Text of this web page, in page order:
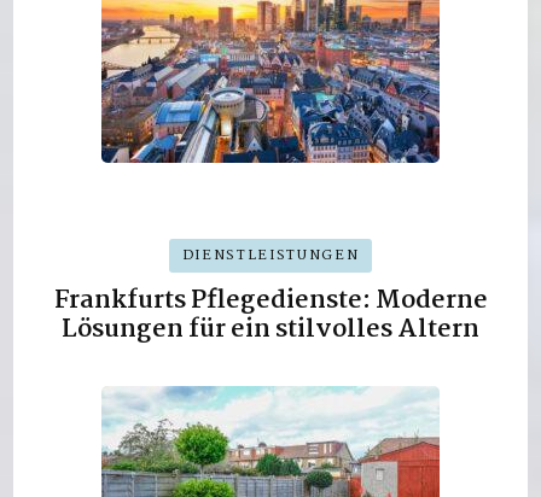
DIENSTLEISTUNGEN
Frankfurts Pflegedienste: Moderne
Lösungen für ein stilvolles Altern